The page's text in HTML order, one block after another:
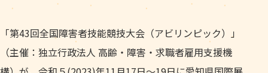
「第43回全国障害者技能競技大会（アビリンピック）」
（主催：独立行政法人 高齢・障害・求職者雇用支援機